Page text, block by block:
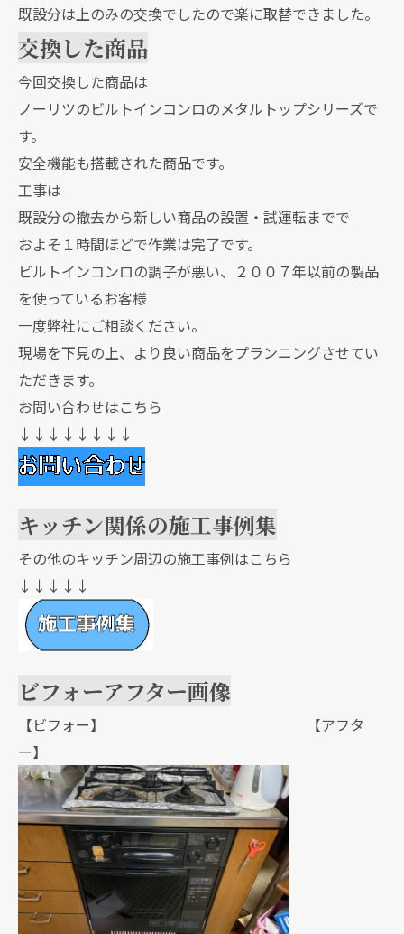
既設分は上のみの交換でしたので楽に取替できました。
交換した商品
今回交換した商品は
ノーリツのビルトインコンロのメタルトップシリーズで
す。
安全機能も搭載された商品です。
工事は
既設分の撤去から新しい商品の設置・試運転までで
およそ１時間ほどで作業は完了です。
ビルトインコンロの調子が悪い、２００７年以前の製品
を使っているお客様
一度弊社にご相談ください。
現場を下見の上、より良い商品をプランニングさせてい
ただきます。
お問い合わせはこちら
↓↓↓↓↓↓↓↓
キッチン関係の施工事例集
その他のキッチン周辺の施工事例はこちら
↓↓↓↓↓
ビフォーアフター画像
【ビフォー】 【アフタ
ー】